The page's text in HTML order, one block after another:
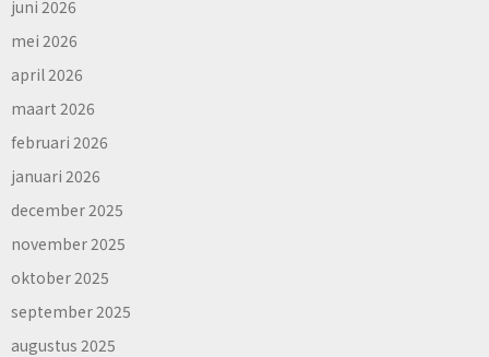
juni 2026
mei 2026
april 2026
maart 2026
februari 2026
januari 2026
december 2025
november 2025
oktober 2025
september 2025
augustus 2025